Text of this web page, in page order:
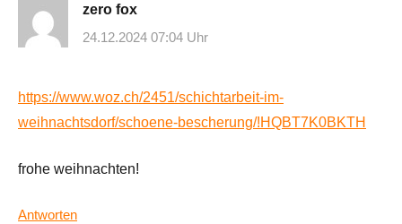
zero fox
24.12.2024 07:04 Uhr
https://www.woz.ch/2451/schichtarbeit-im-
weihnachtsdorf/schoene-bescherung/!HQBT7K0BKTH
frohe weihnachten!
Antworten